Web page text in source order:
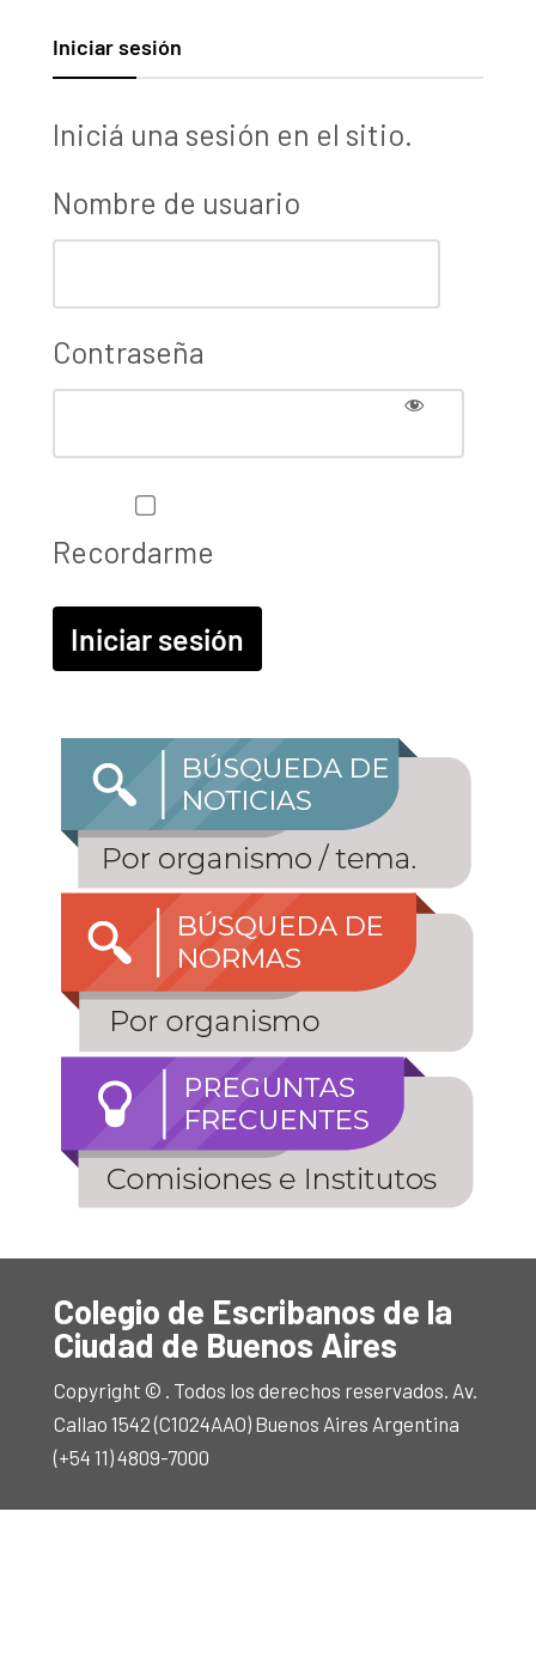
Iniciar sesión
Iniciá una sesión en el sitio.
Nombre de usuario
Contraseña
Recordarme
Colegio de Escribanos de la
Ciudad de Buenos Aires
Copyright © . Todos los derechos reservados. Av.
Callao 1542 (C1024AAO) Buenos Aires Argentina
(+54 11) 4809-7000